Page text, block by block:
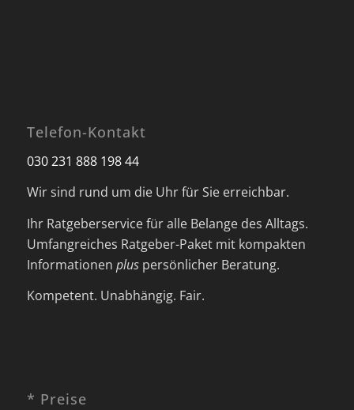
Telefon-Kontakt
030 231 888 198 44
Wir sind rund um die Uhr für Sie erreichbar.
Ihr Ratgeberservice für alle Belange des Alltags.
Umfangreiches Ratgeber-Paket mit kompakten
Informationen pluspersönlicher Beratung.
Kompetent. Unabhängig. Fair.
* Preise